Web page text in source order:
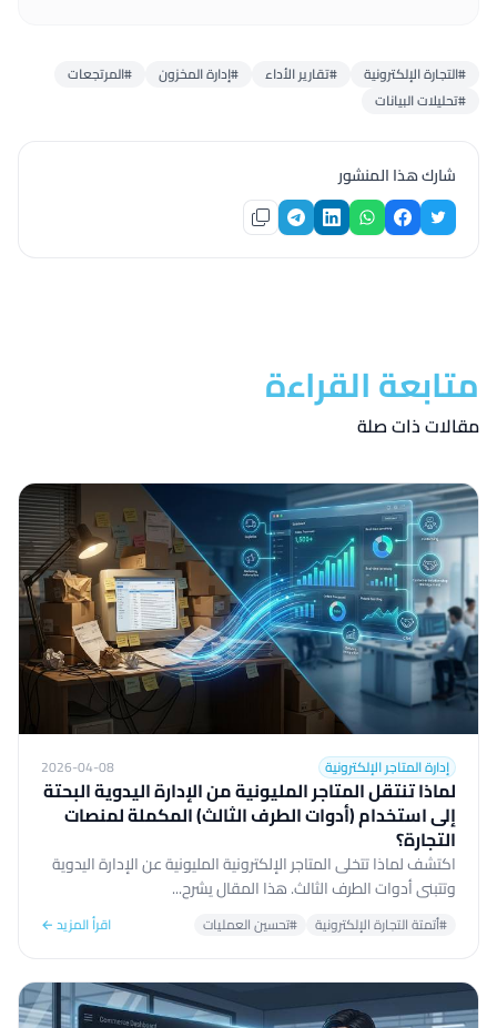
#التجارة الإلكترونية #تقارير الأداء #إدارة المخزون
#المرتجعات
#تحليلات البيانات
شارك هذا المنشور
متابعة القراءة
مقالات ذات صلة
إدارة المتاجر الإلكترونية 2026-04-08
لماذا تنتقل المتاجر المليونية من الإدارة اليدوية البحتة
إلى استخدام (أدوات الطرف الثالث) المكملة لمنصات
التجارة؟
اكتشف لماذا تتخلى المتاجر الإلكترونية المليونية عن الإدارة اليدوية
وتتبنى أدوات الطرف الثالث. هذا المقال يشرح...
#أتمتة التجارة الإلكترونية #تحسين العمليات اقرأ المزيد ←